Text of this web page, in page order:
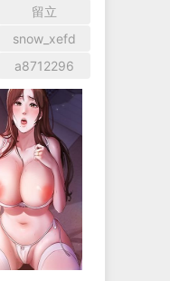
留立
snow_xefd
a8712296